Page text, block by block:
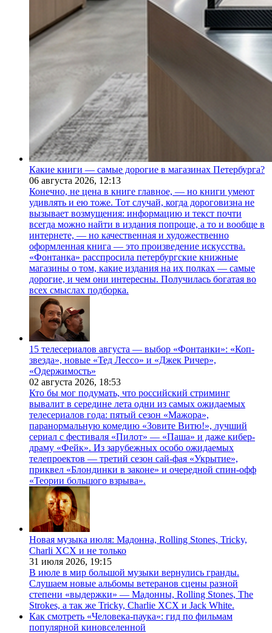
Какие книги — самые дорогие в магазинах Петербурга?
06 августа 2026, 12:13
Конечно, не цена в книге главное, — но книги умеют
удивлять и ею тоже. Тот случай, когда дороговизна не
вызывает возмущения: информацию и текст почти
всегда можно найти в издания попроще, а то и вообще в
интернете, — но качественная и художественно
оформленная книга — это произведение искусства.
«Фонтанка» расспросила петербургские книжные
магазины о том, какие издания на их полках — самые
дорогие, и чем они интересны. Получилась богатая во
всех смыслах подборка.
15 телесериалов августа — выбор «Фонтанки»: «Коп-
звезда», новые «Тед Лессо» и «Джек Ричер»,
«Одержимость»
02 августа 2026, 18:53
Кто бы мог подумать, что российский стриминг
вывалит в середине лета одни из самых ожидаемых
телесериалов года: пятый сезон «Мажора»,
паранормальную комедию «Зовите Витю!», лучший
сериал с фестиваля «Пилот» — «Паша» и даже кибер-
драму «Фейк». Из зарубежных особо ожидаемых
телепроектов — третий сезон сай-фая «Укрытие»,
приквел «Блондинки в законе» и очередной спин-офф
«Теории большого взрыва».
Новая музыка июля: Мадонна, Rolling Stones, Tricky,
Charli XCX и не только
31 июля 2026, 19:15
В июле в мир большой музыки вернулись гранды.
Слушаем новые альбомы ветеранов сцены разной
степени «выдержки» — Мадонны, Rolling Stones, The
Strokes, а так же Tricky, Charlie XCX и Jack White.
Как смотреть «Человека-паука»: гид по фильмам
популярной киновселенной